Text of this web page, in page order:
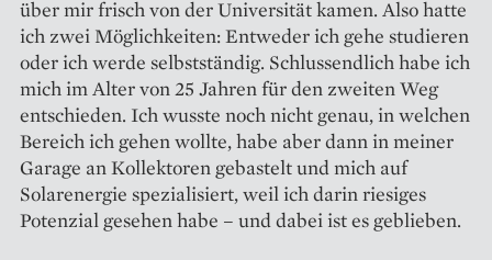
über mir frisch von der Universität kamen. Also hatte
ich zwei Möglichkeiten: Entweder ich gehe studieren
oder ich werde selbstständig. Schlussendlich habe ich
mich im Alter von 25 Jahren für den zweiten Weg
entschieden. Ich wusste noch nicht genau, in welchen
Bereich ich gehen wollte, habe aber dann in meiner
Garage an Kollektoren gebastelt und mich auf
Solarenergie spezialisiert, weil ich darin riesiges
Potenzial gesehen habe – und dabei ist es geblieben.